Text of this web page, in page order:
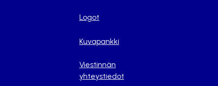
Logot
Kuvapankki
Viestinnän
yhteystiedot